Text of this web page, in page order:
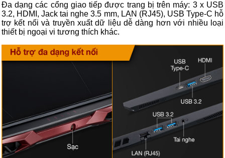
Đa dạng các cổng giao tiếp được trang bị trên máy: 3 x USB
3.2, HDMI, Jack tai nghe 3.5 mm, LAN (RJ45), USB Type-C hỗ
trợ kết nối và truyền xuất dữ liệu dễ dàng hơn với nhiều loại
thiết bị ngoại vi tương thích khác.